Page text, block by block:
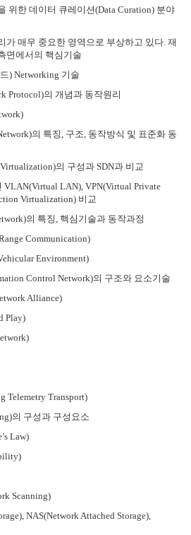
위한 데이터 큐레이션(Data Curation) 분야
가 매우 중요한 영역으로 부상하고 있다. 재
면에서의 핵심기술
) Networking 기술
Protocol)의 개념과 동작원리
의 특징, 구조, 동작방식 및 표준화 동
의 구성과 SDN과 비교
VLAN(Virtual LAN), VPN(Virtual Private
Virtualization) 비교
의 특징, 핵심기술과 동작과정
Communication)
Environment)
Control Network)의 구조와 요소기술
Alliance)
Play)
Telemetry Transport)
의 구성과 구성요소
Law)
Scanning)
NAS(Network Attached Storage),